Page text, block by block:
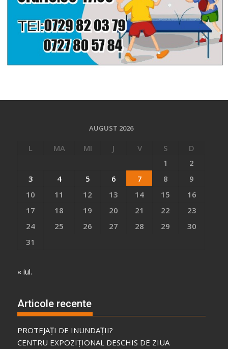
AUGUST 2026
L MA MI J V S
D
1
2
3
4 5 6 7 8
9
10
11 12 13 14 15
16
17
18 19 20 21 22
23
24
25 26 27 28 29
30
31
« iul.
Articole recente
PROTEJAȚI DE INUNDAȚII?
CENTRU EXPOZIȚIONAL DESCHIS DE ZIUA